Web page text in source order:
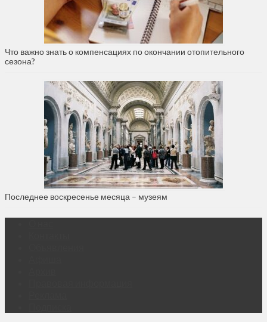
Что важно знать о компенсациях по окончании отопительного
сезона?
Последнее воскресенье месяца – музеям